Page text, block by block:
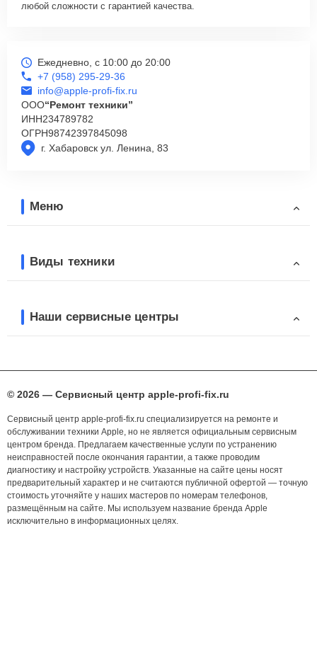
любой сложности с гарантией качества.
г. Хабаровск ул. Ленина, 83
Ежедневно, с 10:00 до 20:00
+7 (958) 295-29-36
info@apple-profi-fix.ru
ООО“Ремонт техники”
ИНН234789782
ОГРН98742397845098
Меню
Виды техники
Наши сервисные центры
© 2026 — Сервисный центр apple-profi-fix.ru
Сервисный центр apple-profi-fix.ru специализируется на ремонте и
обслуживании техники Apple, но не является официальным сервисным
центром бренда. Предлагаем качественные услуги по устранению
неисправностей после окончания гарантии, а также проводим
диагностику и настройку устройств. Указанные на сайте цены носят
предварительный характер и не считаются публичной офертой — точную
стоимость уточняйте у наших мастеров по номерам телефонов,
размещённым на сайте. Мы используем название бренда Apple
исключительно в информационных целях.